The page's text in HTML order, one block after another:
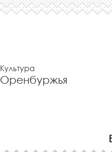
Культура
Оренбуржья